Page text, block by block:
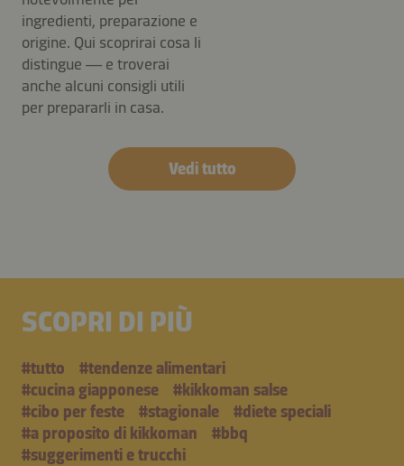
ingredienti, preparazione e
origine. Qui scoprirai cosa li
distingue — e troverai
anche alcuni consigli utili
per prepararli in casa.
Vedi tutto
SCOPRI DI PIÙ
#tutto
#tendenze alimentari
#cucina giapponese
#kikkoman salse
#cibo per feste
#stagionale
#diete speciali
#a proposito di kikkoman
#bbq
#suggerimenti e trucchi